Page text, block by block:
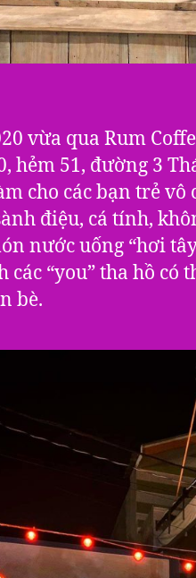
vừa qua Rum
hẻm 51, đường 3
cho các bạn trẻ
điệu, cá tính,
nước uống “hơi
các “you” tha hồ có
bè.